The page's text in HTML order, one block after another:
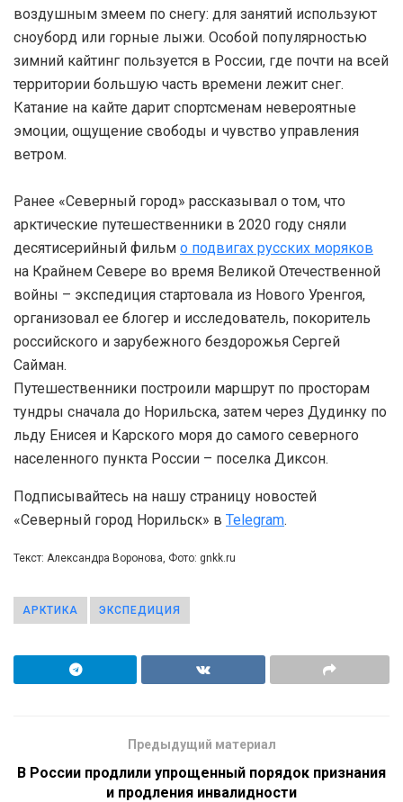
воздушным змеем по снегу: для занятий используют
сноуборд или горные лыжи. Особой популярностью
зимний кайтинг пользуется в России, где почти на всей
территории большую часть времени лежит снег.
Катание на кайте дарит спортсменам невероятные
эмоции, ощущение свободы и чувство управления
ветром.
Ранее «Северный город» рассказывал о том, что
арктические путешественники в 2020 году сняли
десятисерийный фильм о подвигах русских моряков
на Крайнем Севере во время Великой Отечественной
войны – экспедиция стартовала из Нового Уренгоя,
организовал ее блогер и исследователь, покоритель
российского и зарубежного бездорожья Сергей
Сайман.
Путешественники построили маршрут по просторам
тундры сначала до Норильска, затем через Дудинку по
льду Енисея и Карского моря до самого северного
населенного пункта России – поселка Диксон.
Подписывайтесь на нашу страницу новостей
«Северный город Норильск» в Telegram.
Текст: Александра Воронова, Фото: gnkk.ru
АРКТИКА ЭКСПЕДИЦИЯ
Предыдущий материал
В России продлили упрощенный порядок признания
и продления инвалидности